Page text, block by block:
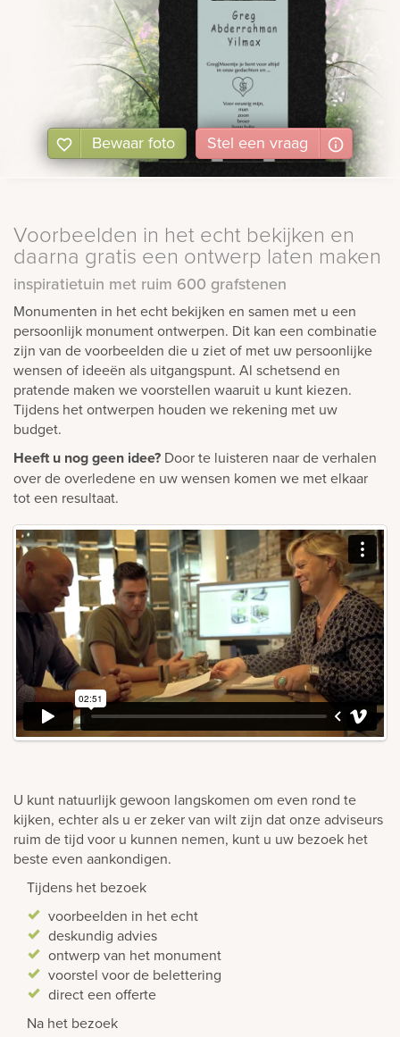
Bewaar foto Stel een vraag
Voorbeelden in het echt bekijken en
daarna gratis een ontwerp laten maken
inspiratietuin met ruim 600 grafstenen
Monumenten in het echt bekijken en samen met u een
persoonlijk monument ontwerpen. Dit kan een combinatie
zijn van de voorbeelden die u ziet of met uw persoonlijke
wensen of ideeën als uitgangspunt. Al schetsend en
pratende maken we voorstellen waaruit u kunt kiezen.
Tijdens het ontwerpen houden we rekening met uw
budget.
Heeft u nog geen idee? Door te luisteren naar de verhalen
over de overledene en uw wensen komen we met elkaar
tot een resultaat.
U kunt natuurlijk gewoon langskomen om even rond te
kijken, echter als u er zeker van wilt zijn dat onze adviseurs
ruim de tijd voor u kunnen nemen, kunt u uw bezoek het
beste even aankondigen.
Tijdens het bezoek
voorbeelden in het echt
deskundig advies
ontwerp van het monument
voorstel voor de belettering
direct een offerte
Na het bezoek